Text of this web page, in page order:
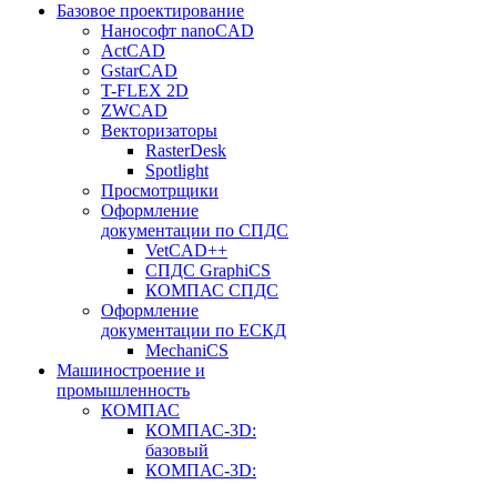
Базовое проектирование
Нанософт nanoCAD
ActCAD
GstarCAD
T-FLEX 2D
ZWCAD
Векторизаторы
RasterDesk
Spotlight
Просмотрщики
Оформление
документации по СПДС
VetCAD++
СПДС GraphiCS
КОМПАС СПДС
Оформление
документации по ЕСКД
MechaniCS
Машиностроение и
промышленность
КОМПАС
КОМПАС-3D:
базовый
КОМПАС-3D: